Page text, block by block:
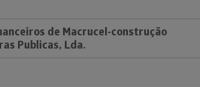
de Macrucel-construção
Publicas, Lda.